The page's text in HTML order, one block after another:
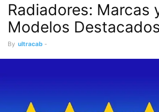
Radiadores: Marcas
Modelos
By ultracab -